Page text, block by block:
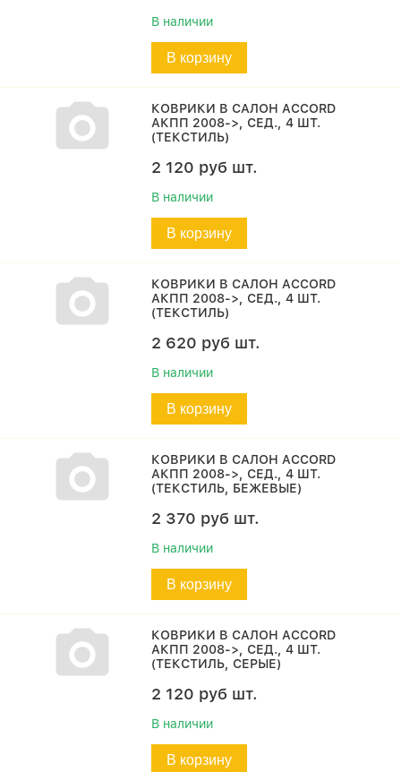
В наличии
В корзину
КОВРИКИ В САЛОН ACCORD
АКПП 2008->, СЕД., 4 ШТ.
(ТЕКСТИЛЬ)
2 120 руб шт.
В наличии
В корзину
КОВРИКИ В САЛОН ACCORD
АКПП 2008->, СЕД., 4 ШТ.
(ТЕКСТИЛЬ)
2 620 руб шт.
В наличии
В корзину
КОВРИКИ В САЛОН ACCORD
АКПП 2008->, СЕД., 4 ШТ.
(ТЕКСТИЛЬ, БЕЖЕВЫЕ)
2 370 руб шт.
В наличии
В корзину
КОВРИКИ В САЛОН ACCORD
АКПП 2008->, СЕД., 4 ШТ.
(ТЕКСТИЛЬ, СЕРЫЕ)
2 120 руб шт.
В наличии
В корзину